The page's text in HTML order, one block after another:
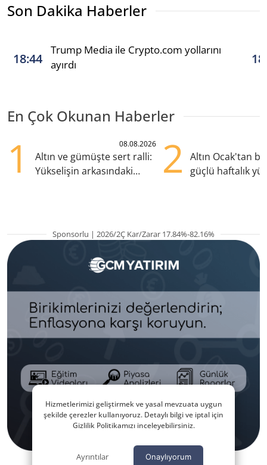
Son Dakika Haberler
18:44
Trump Media ile Crypto.com yollarını
ayırdı
En Çok Okunan Haberler
1 08.08.2026
Altın ve gümüşte sert ralli:
Yükselişin arkasındaki
2
Altın Ocak'tan
güçlü haftalık
Sponsorlu | 2026/2Ç Kar/Zarar 17.84%-82.16%
Hizmetlerimizi geliştirmek ve yasal mevzuata uygun
şekilde çerezler kullanıyoruz. Detaylı bilgi ve iptal için
Gizlilik Politikamızı inceleyebilirsiniz.
Ayrıntılar Onaylıyorum